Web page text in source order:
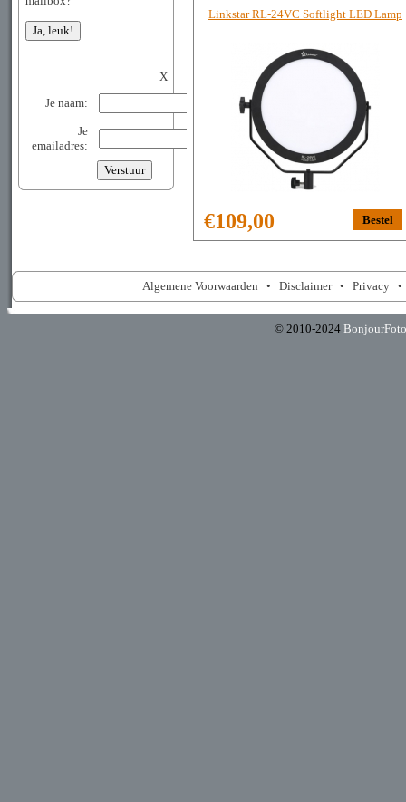
X
Je naam:
Je
emailadres:
Linkstar RL-24VC Softlight LED Lamp
€109,00
Algemene Voorwaarden • Disclaimer• Privacy
© 2010-2024 BonjourFoto